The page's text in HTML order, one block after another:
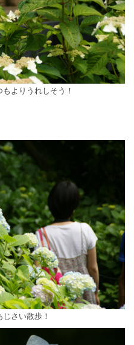
よりうれしそう！
さい散歩！